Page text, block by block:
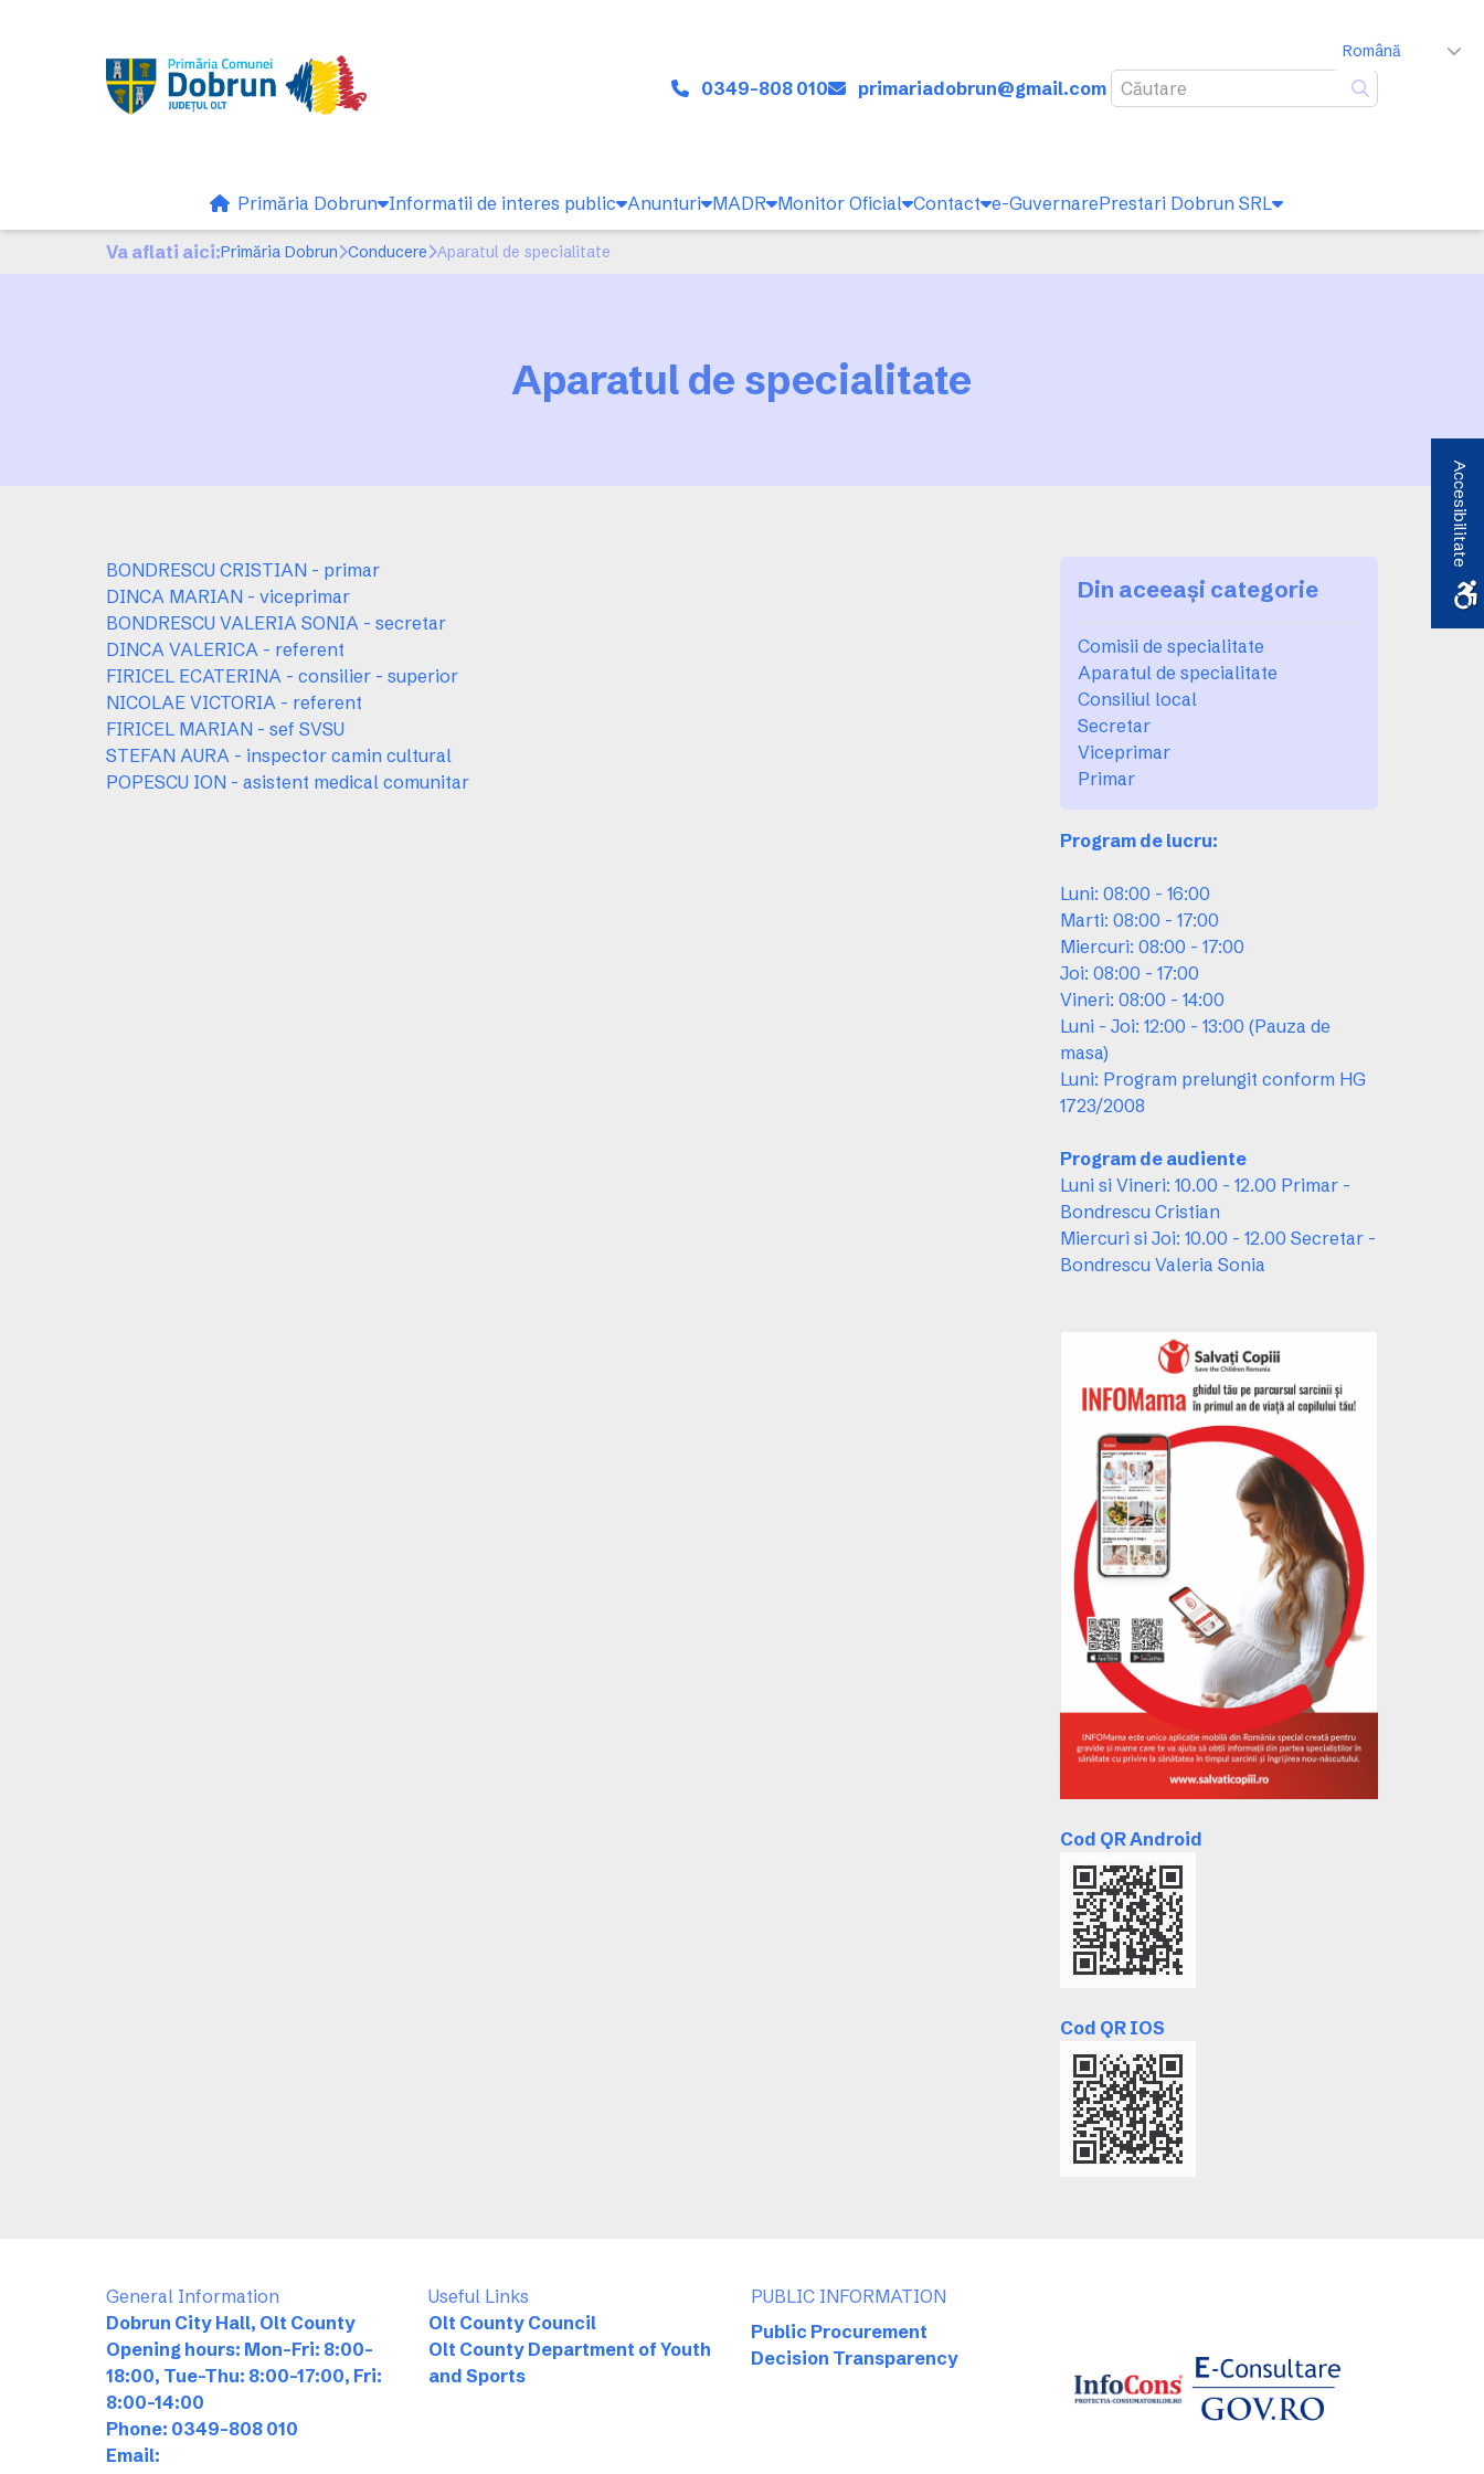
0349-808 010
primariadobrun@gmail.com
Caută
Română
Primăria Dobrun Informatii de interes public Anunturi MADR Monitor Oficial Contact e-GuvernarePrestari Dobrun SRL
Va aflati aici:Primăria Dobrun Conducere Aparatul de specialitate
Aparatul de specialitate
BONDRESCU CRISTIAN - primar
DINCA MARIAN - viceprimar
BONDRESCU VALERIA SONIA - secretar
DINCA VALERICA - referent
FIRICEL ECATERINA - consilier - superior
NICOLAE VICTORIA - referent
FIRICEL MARIAN - sef SVSU
STEFAN AURA - inspector camin cultural
POPESCU ION - asistent medical comunitar
Din aceeași categorie
Comisii de specialitate
Aparatul de specialitate
Consiliul local
Secretar
Viceprimar
Primar
Program de lucru:
Luni: 08:00 - 16:00
Marti: 08:00 - 17:00
Miercuri: 08:00 - 17:00
Joi: 08:00 - 17:00
Vineri: 08:00 - 14:00
Luni - Joi: 12:00 - 13:00 (Pauza de
masa)
Luni: Program prelungit conform HG
1723/2008
Program de audiente
Luni si Vineri: 10.00 - 12.00 Primar -
Bondrescu Cristian
Miercuri si Joi: 10.00 - 12.00 Secretar -
Bondrescu Valeria Sonia
Cod QR Android
Cod QR IOS
General Information
Dobrun City Hall, Olt County
Opening hours: Mon-Fri: 8:00-
18:00, Tue-Thu: 8:00-17:00, Fri:
8:00-14:00
Phone: 0349-808 010
Email:
Useful Links
Olt County Council
Olt County Department of Youth
and Sports
PUBLIC INFORMATION
Public Procurement
Decision Transparency
Accesibilitate